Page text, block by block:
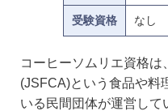
受験資格 なし
コーヒーソムリエ資格
(JSFCA)という食品や料
いる民間団体が運営して